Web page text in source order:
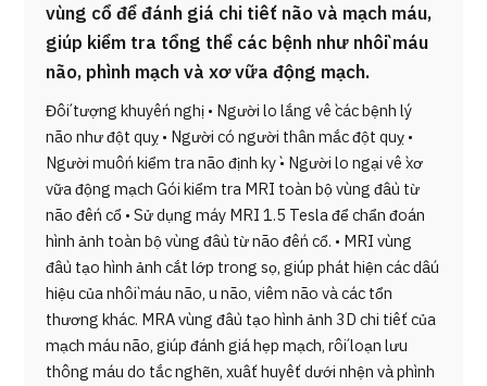
vùng cổ để đánh giá chi tiết não và mạch máu,
giúp kiểm tra tổng thể các bệnh như nhồi máu
não, phình mạch và xơ vữa động mạch.
Đối tượng khuyến nghị • Người lo lắng về các bệnh lý
não như đột quỵ • Người có người thân mắc đột quỵ •
Người muốn kiểm tra não định kỳ • Người lo ngại về xơ
vữa động mạch Gói kiểm tra MRI toàn bộ vùng đầu từ
não đến cổ • Sử dụng máy MRI 1.5 Tesla để chẩn đoán
hình ảnh toàn bộ vùng đầu từ não đến cổ. • MRI vùng
đầu tạo hình ảnh cắt lớp trong sọ, giúp phát hiện các dấu
hiệu của nhồi máu não, u não, viêm não và các tổn
thương khác. MRA vùng đầu tạo hình ảnh 3D chi tiết của
mạch máu não, giúp đánh giá hẹp mạch, rối loạn lưu
thông máu do tắc nghẽn, xuất huyết dưới nhện và phình